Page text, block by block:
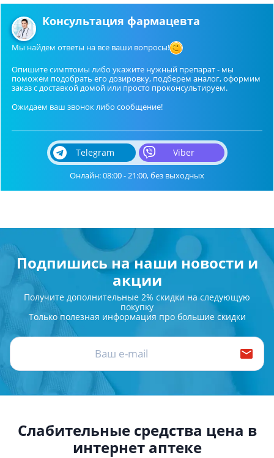
Консультация фармацевта
Мы найдем ответы на все ваши вопросы!
Опишите симптомы либо укажите нужный препарат - мы
поможем подобрать его дозировку, подберем аналог, оформим
заказ с доставкой домой или просто проконсультируем.
Ожидаем ваш звонок либо сообщение!
Telegram Viber
Онлайн: 08:00 - 21:00, без выходных
Подпишись на наши новости и
акции
Получите дополнительные 2% скидки на следующую
покупку
Только полезная информация про большие скидки
Слабительные средства цена в
интернет аптеке